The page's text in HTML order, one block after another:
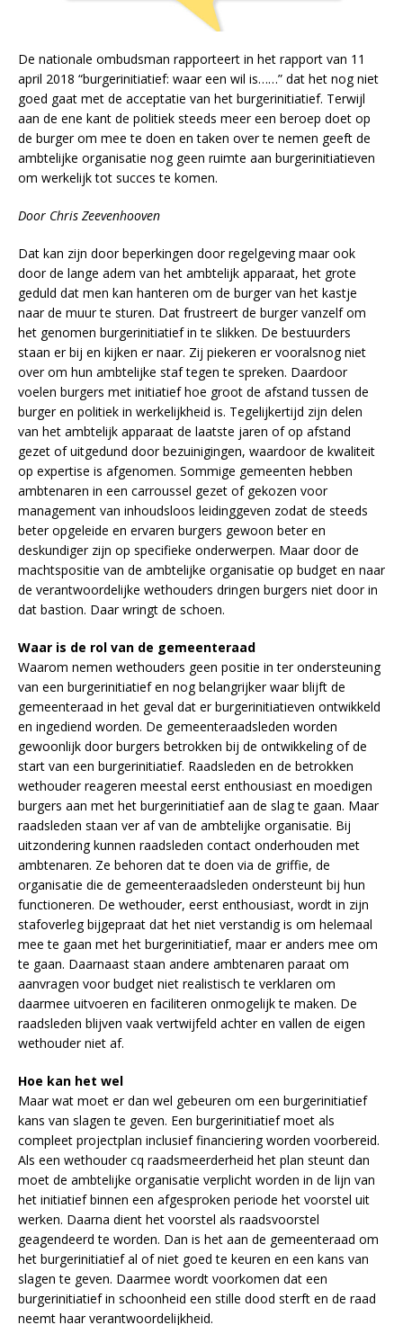
De nationale ombudsman rapporteert in het rapport van 11
april 2018 “burgerinitiatief: waar een wil is……” dat het nog niet
goed gaat met de acceptatie van het burgerinitiatief. Terwijl
aan de ene kant de politiek steeds meer een beroep doet op
de burger om mee te doen en taken over te nemen geeft de
ambtelijke organisatie nog geen ruimte aan burgerinitiatieven
om werkelijk tot succes te komen.
Door Chris Zeevenhooven
Dat kan zijn door beperkingen door regelgeving maar ook
door de lange adem van het ambtelijk apparaat, het grote
geduld dat men kan hanteren om de burger van het kastje
naar de muur te sturen. Dat frustreert de burger vanzelf om
het genomen burgerinitiatief in te slikken. De bestuurders
staan er bij en kijken er naar. Zij piekeren er vooralsnog niet
over om hun ambtelijke staf tegen te spreken. Daardoor
voelen burgers met initiatief hoe groot de afstand tussen de
burger en politiek in werkelijkheid is. Tegelijkertijd zijn delen
van het ambtelijk apparaat de laatste jaren of op afstand
gezet of uitgedund door bezuinigingen, waardoor de kwaliteit
op expertise is afgenomen. Sommige gemeenten hebben
ambtenaren in een carroussel gezet of gekozen voor
management van inhoudsloos leidinggeven zodat de steeds
beter opgeleide en ervaren burgers gewoon beter en
deskundiger zijn op specifieke onderwerpen. Maar door de
machtspositie van de ambtelijke organisatie op budget en naar
de verantwoordelijke wethouders dringen burgers niet door in
dat bastion. Daar wringt de schoen.
Waar is de rol van de gemeenteraad
Waarom nemen wethouders geen positie in ter ondersteuning
van een burgerinitiatief en nog belangrijker waar blijft de
gemeenteraad in het geval dat er burgerinitiatieven ontwikkeld
en ingediend worden. De gemeenteraadsleden worden
gewoonlijk door burgers betrokken bij de ontwikkeling of de
start van een burgerinitiatief. Raadsleden en de betrokken
wethouder reageren meestal eerst enthousiast en moedigen
burgers aan met het burgerinitiatief aan de slag te gaan. Maar
raadsleden staan ver af van de ambtelijke organisatie. Bij
uitzondering kunnen raadsleden contact onderhouden met
ambtenaren. Ze behoren dat te doen via de griffie, de
organisatie die de gemeenteraadsleden ondersteunt bij hun
functioneren. De wethouder, eerst enthousiast, wordt in zijn
stafoverleg bijgepraat dat het niet verstandig is om helemaal
mee te gaan met het burgerinitiatief, maar er anders mee om
te gaan. Daarnaast staan andere ambtenaren paraat om
aanvragen voor budget niet realistisch te verklaren om
daarmee uitvoeren en faciliteren onmogelijk te maken. De
raadsleden blijven vaak vertwijfeld achter en vallen de eigen
wethouder niet af.
Hoe kan het wel
Maar wat moet er dan wel gebeuren om een burgerinitiatief
kans van slagen te geven. Een burgerinitiatief moet als
compleet projectplan inclusief financiering worden voorbereid.
Als een wethouder cq raadsmeerderheid het plan steunt dan
moet de ambtelijke organisatie verplicht worden in de lijn van
het initiatief binnen een afgesproken periode het voorstel uit
werken. Daarna dient het voorstel als raadsvoorstel
geagendeerd te worden. Dan is het aan de gemeenteraad om
het burgerinitiatief al of niet goed te keuren en een kans van
slagen te geven. Daarmee wordt voorkomen dat een
burgerinitiatief in schoonheid een stille dood sterft en de raad
neemt haar verantwoordelijkheid.